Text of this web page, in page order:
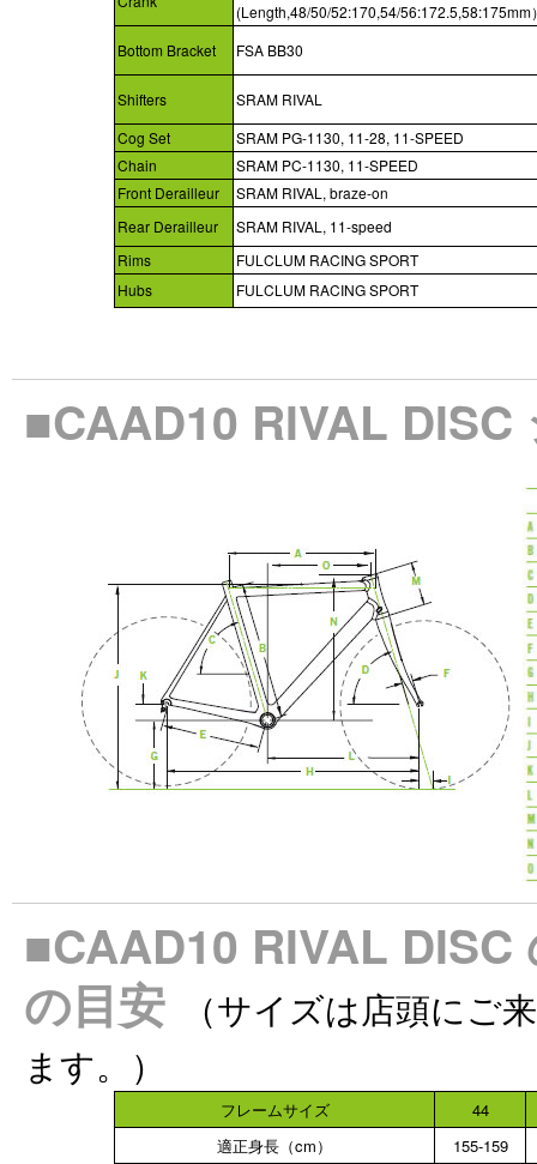
(Length,48/50/52:170,54/56:172.5,58:175mm
Bottom Bracket
FSA BB30
Shifters
SRAM RIVAL
Cog Set
SRAM PG-1130, 11-28, 11-SPEED
Chain
SRAM PC-1130, 11-SPEED
Front Derailleur
SRAM RIVAL, braze-on
Rear Derailleur
SRAM RIVAL, 11-speed
Rims
FULCLUM RACING SPORT
Hubs
FULCLUM RACING SPORT
■CAAD10 RIVAL DISC
■CAAD10 RIVAL
の目安
（サイズは店頭にご
ます。）
フレームサイズ
44
適正身長（cm）
155-159